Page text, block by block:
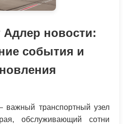
Адлер новости:
события и
транспортный узел
обслуживающий сотни